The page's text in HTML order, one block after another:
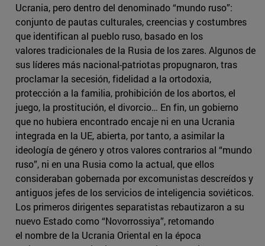
Ucrania, pero dentro del denominado “mundo ruso”:
conjunto de pautas culturales, creencias y costumbres
que identifican al pueblo ruso, basado en los
valores tradicionales de la Rusia de los zares. Algunos de
sus líderes más nacional-patriotas propugnaron, tras
proclamar la secesión, fidelidad a la ortodoxia,
protección a la familia, prohibición de los abortos, el
juego, la prostitución, el divorcio… En fin, un gobierno
que no hubiera encontrado encaje ni en una Ucrania
integrada en la UE, abierta, por tanto, a asimilar la
ideología de género y otros valores contrarios al “mundo
ruso”, ni en una Rusia como la actual, que ellos
consideraban gobernada por excomunistas descreídos y
antiguos jefes de los servicios de inteligencia soviéticos.
Los primeros dirigentes separatistas rebautizaron a su
nuevo Estado como “Novorrossiya”, retomando
el nombre de la Ucrania Oriental en la época